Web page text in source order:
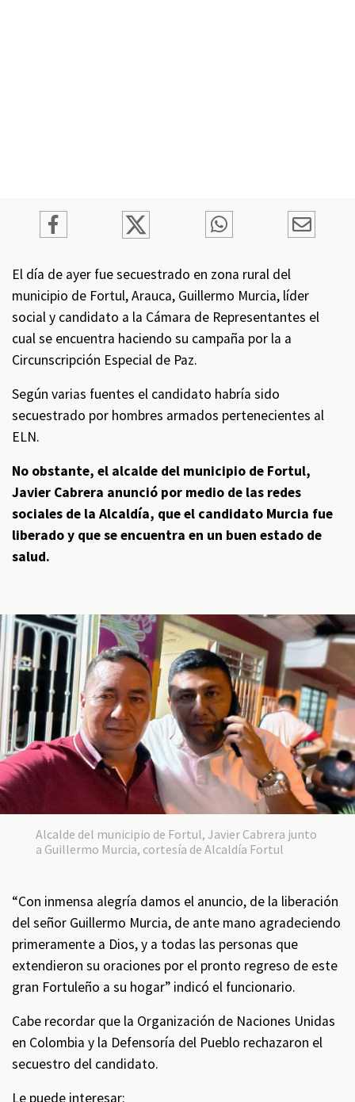
El día de ayer fue secuestrado en zona rural del
municipio de Fortul, Arauca, Guillermo Murcia, líder
social y candidato a la Cámara de Representantes el
cual se encuentra haciendo su campaña por la a
Circunscripción Especial de Paz.
Según varias fuentes el candidato habría sido
secuestrado por hombres armados pertenecientes al
ELN.
No obstante, el alcalde del municipio de Fortul,
Javier Cabrera anunció por medio de las redes
sociales de la Alcaldía, que el candidato Murcia fue
liberado y que se encuentra en un buen estado de
salud.
Alcalde del municipio de Fortul, Javier Cabrera junto
a Guillermo Murcia, cortesía de Alcaldía Fortul
“Con inmensa alegría damos el anuncio, de la liberación
del señor Guillermo Murcia, de ante mano agradeciendo
primeramente a Dios, y a todas las personas que
extendieron su oraciones por el pronto regreso de este
gran Fortuleño a su hogar” indicó el funcionario.
Cabe recordar que la Organización de Naciones Unidas
en Colombia y la Defensoría del Pueblo rechazaron el
secuestro del candidato.
Le puede interesar: